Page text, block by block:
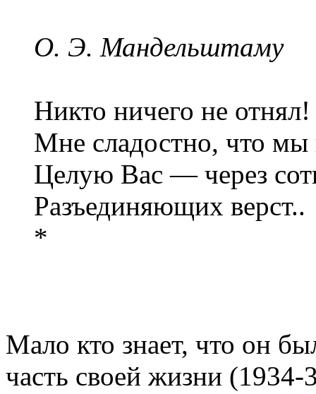
О. Э. Мандельштаму
Никто ничего не отнял!
Мне сладостно, что мы
Целую Вас — через
Разъединяющих верст..
*
Мало кто знает, что он
часть своей жизни (1934-